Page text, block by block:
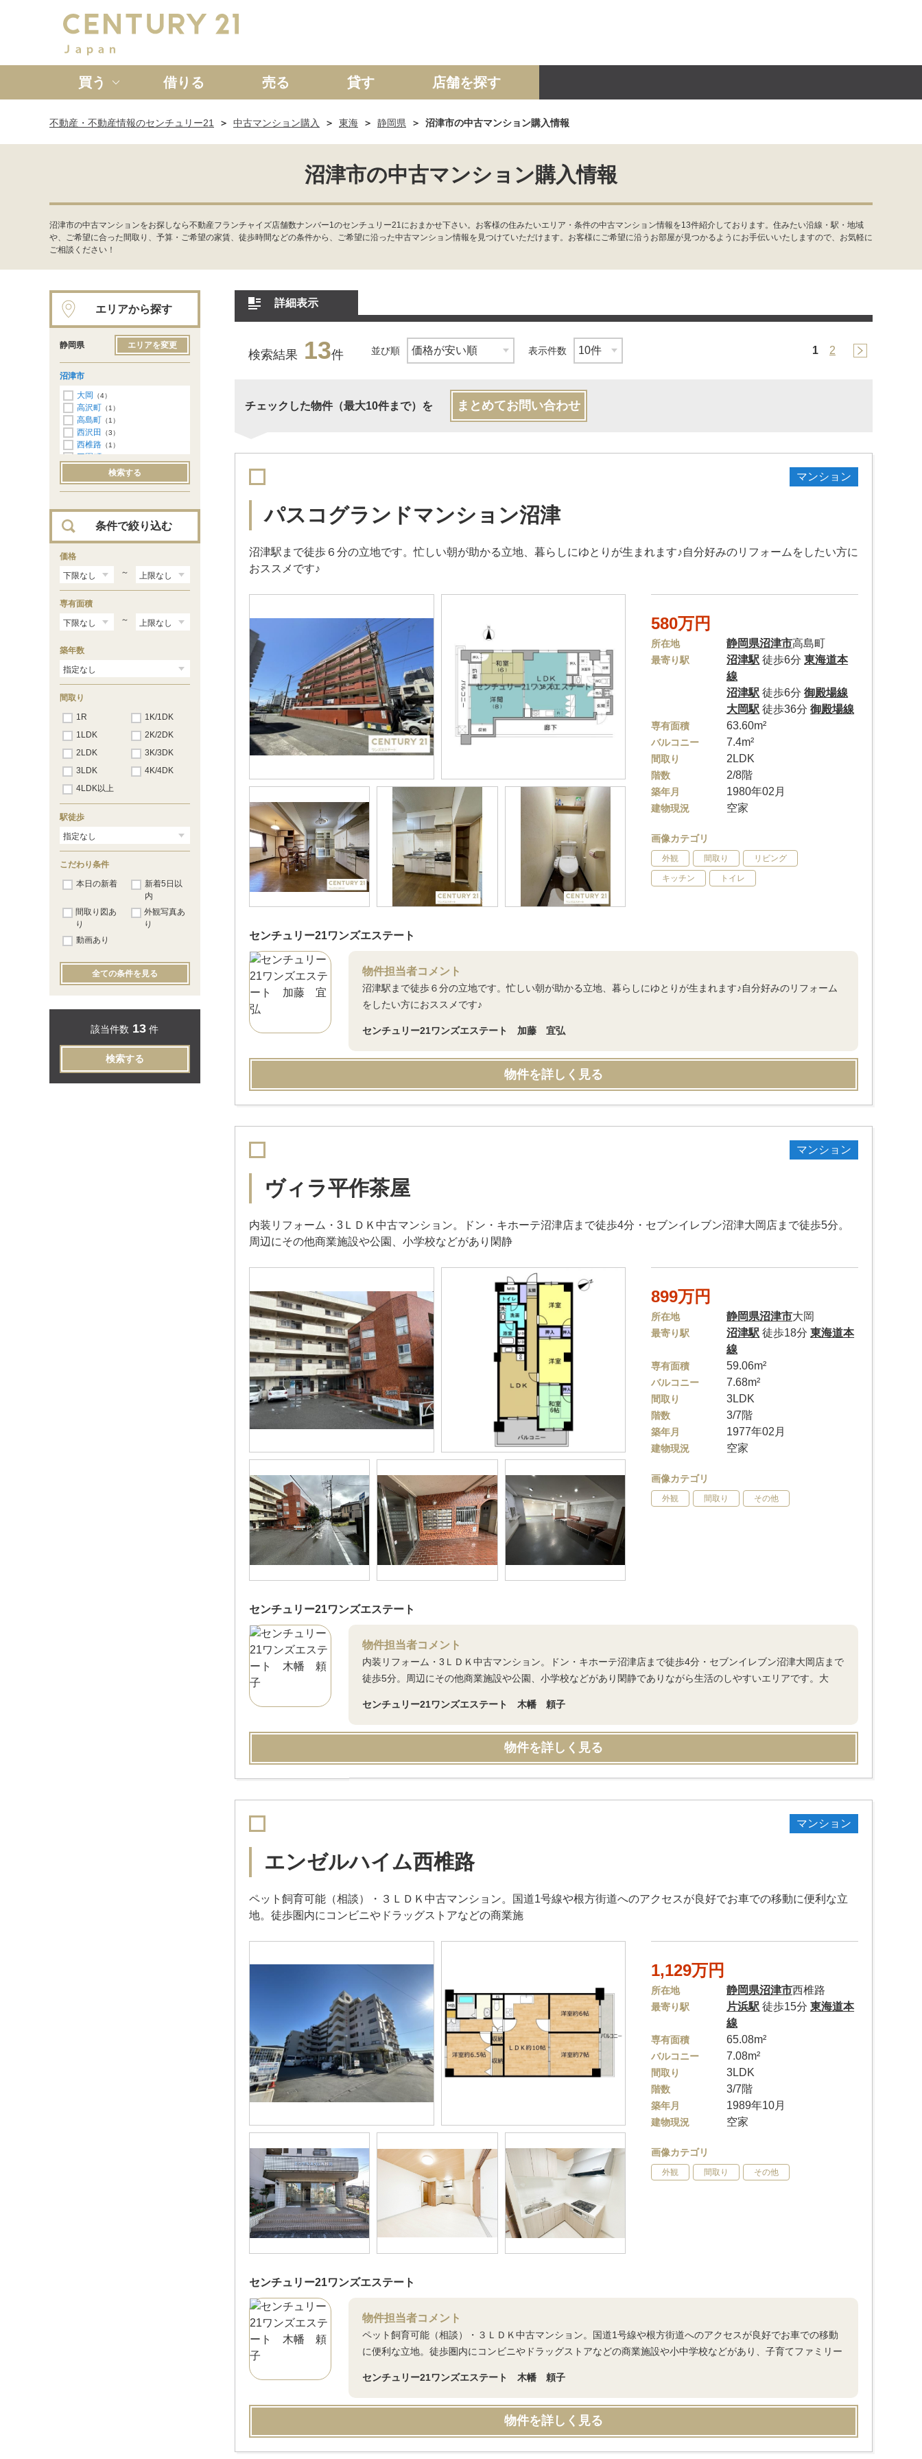
買う
新築一戸建て 中古一戸建て マンション 土地 事業投資用
借りる 売る 貸す 店舗を探す
不動産・不動産情報のセンチュリー21 中古マンション購入 東海 静岡県 沼津市の中古マンション購入情報
沼津市の中古マンション購入情報
沼津市の中古マンションをお探しなら不動産フランチャイズ店舗数ナンバー1のセンチュリー21におまかせ下さい。お客様の住みたいエリア・条件の中古マンション情報を13件紹介しております。住みたい沿線・駅・地域
や、ご希望に合った間取り、予算・ご希望の家賃、徒歩時間などの条件から、ご希望に沿った中古マンション情報を見つけていただけます。お客様にご希望に沿うお部屋が見つかるようにお手伝いいたしますので、お気軽に
ご相談ください！
詳細表示
検索結果 13件 並び順 表示件数 1 2
チェックした物件（最大10件まで）を まとめてお問い合わせ
マンション
パスコグランドマンション沼津
沼津駅まで徒歩６分の立地です。忙しい朝が助かる立地、暮らしにゆとりが生まれます♪自分好みのリフォームをしたい方に
おススメです♪
580万円
所在地 静岡県沼津市高島町
最寄り駅 沼津駅 徒歩6分東海道本
線
沼津駅 徒歩6分御殿場線
大岡駅 徒歩36分御殿場線
専有面積 63.60m²
バルコニー 7.4m²
間取り 2LDK
階数 2/8階
築年月 1980年02月
建物現況 空家
画像カテゴリ
外観 間取り リビング
キッチン トイレ
センチュリー21ワンズエステート
物件担当者コメント
沼津駅まで徒歩６分の立地です。忙しい朝が助かる立地、暮らしにゆとりが生まれます♪自分好みのリフォーム
をしたい方におススメです♪
センチュリー21ワンズエステート 加藤 宜弘
物件を詳しく見る
マンション
ヴィラ平作茶屋
内装リフォーム・3ＬＤＫ中古マンション。ドン・キホーテ沼津店まで徒歩4分・セブンイレブン沼津大岡店まで徒歩5分。
周辺にその他商業施設や公園、小学校などがあり閑静
899万円
所在地 静岡県沼津市大岡
最寄り駅 沼津駅 徒歩18分東海道本
線
専有面積 59.06m²
バルコニー 7.68m²
間取り 3LDK
階数 3/7階
築年月 1977年02月
建物現況 空家
画像カテゴリ
外観 間取り その他
センチュリー21ワンズエステート
物件担当者コメント
内装リフォーム・3ＬＤＫ中古マンション。ドン・キホーテ沼津店まで徒歩4分・セブンイレブン沼津大岡店まで
徒歩5分。周辺にその他商業施設や公園、小学校などがあり閑静でありながら生活のしやすいエリアです。大
センチュリー21ワンズエステート 木幡 頼子
物件を詳しく見る
マンション
エンゼルハイム西椎路
ペット飼育可能（相談）・３ＬＤＫ中古マンション。国道1号線や根方街道へのアクセスが良好でお車での移動に便利な立
地。徒歩圏内にコンビニやドラッグストアなどの商業施
1,129万円
所在地 静岡県沼津市西椎路
最寄り駅 片浜駅 徒歩15分東海道本
線
専有面積 65.08m²
バルコニー 7.08m²
間取り 3LDK
階数 3/7階
築年月 1989年10月
建物現況 空家
画像カテゴリ
外観 間取り その他
センチュリー21ワンズエステート
物件担当者コメント
ペット飼育可能（相談）・３ＬＤＫ中古マンション。国道1号線や根方街道へのアクセスが良好でお車での移動
に便利な立地。徒歩圏内にコンビニやドラッグストアなどの商業施設や小中学校などがあり、子育てファミリー
センチュリー21ワンズエステート 木幡 頼子
物件を詳しく見る
エリアから探す
静岡県 エリアを変更
沼津市
大岡
（4）
高沢町 （1）
高島町 （1）
西沢田 （3）
西椎路 （1）
三園町
（1）
浅間町（1）
検索する
条件で絞り込む
価格
～
専有面積
～
築年数
間取り
1R
1K/1DK
1LDK
2K/2DK
2LDK
3K/3DK
3LDK
4K/4DK
4LDK以上
駅徒歩
こだわり条件
本日の新着
新着5日以
内
間取り図あ
り
外観写真あ
り
動画あり
全ての条件を見る
該当件数 13 件
検索する